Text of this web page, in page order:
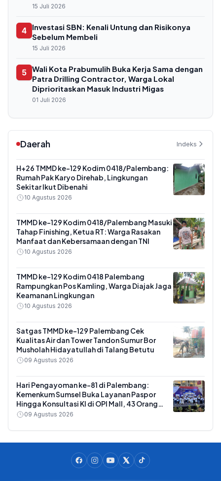
15 Juli 2026
4
Investasi SBN: Kenali Untung dan Risikonya
Sebelum Membeli
15 Juli 2026
5 Wali Kota Prabumulih Buka Kerja Sama dengan
Patra Drilling Contractor, Warga Lokal
Diprioritaskan Masuk Industri Migas
01 Juli 2026
Daerah Indeks
H+26 TMMD ke-129 Kodim 0418/Palembang:
Rumah Pak Karyo Direhab, Lingkungan
Sekitar Ikut Dibenahi
10 Agustus 2026
TMMD ke-129 Kodim 0418/Palembang Masuki
Tahap Finishing, Ketua RT: Warga Rasakan
Manfaat dan Kebersamaan dengan TNI
10 Agustus 2026
TMMD ke-129 Kodim 0418 Palembang
Rampungkan Pos Kamling, Warga Diajak Jaga
Keamanan Lingkungan
10 Agustus 2026
Satgas TMMD ke-129 Palembang Cek
Kualitas Air dan Tower Tandon Sumur Bor
Musholah Hidayatullah di Talang Betutu
09 Agustus 2026
Hari Pengayoman ke-81 di Palembang:
Kemenkum Sumsel Buka Layanan Paspor
Hingga Konsultasi KI di OPI Mall, 43 Orang
Daftar Hak Cipta
09 Agustus 2026